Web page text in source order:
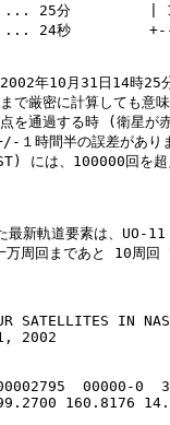
... 25分         |
... 24秒
年10月31日14時25
で厳密に計算しても意
を通過する時 (衛星が
１時間半の誤差があり
には、100000回を超
最新軌道要素は、UO-
万周回まであと 10周回
SATELLITES IN
2002
00000-0
160.8176